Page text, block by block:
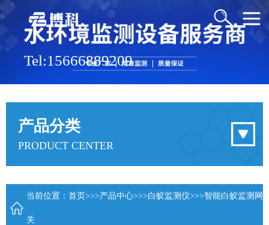
Tel:15666889209
产品分类
PRODUCT CENTER
当前位置： 首页>>>产品中心>>>白蚁监测仪>>>智能白蚁监测网
关